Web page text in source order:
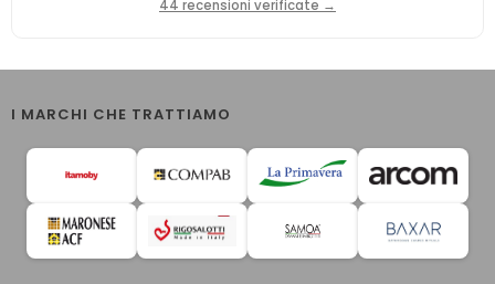
44 recensioni verificate →
I MARCHI CHE TRATTIAMO